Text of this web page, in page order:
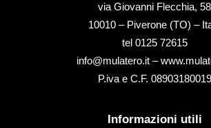
via Giovanni Flecchia, 58
10010 – Piverone (TO) –
tel ‭0125 72615‬
info@mulatero.it –
P.iva e C.F. 08903180019
Informazioni utili